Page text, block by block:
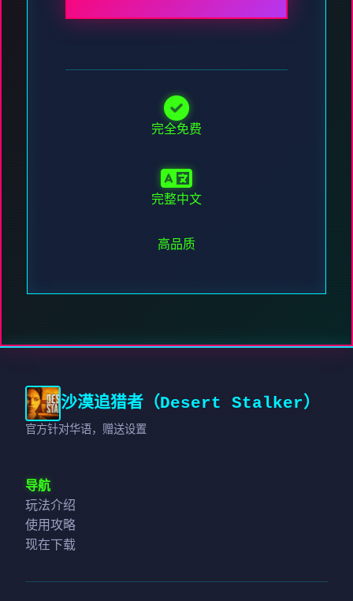
完全免费
完整中文
高品质
沙漠追猎者（Desert Stalker）
官方针对华语，赠送设置
导航
玩法介绍
使用攻略
现在下载